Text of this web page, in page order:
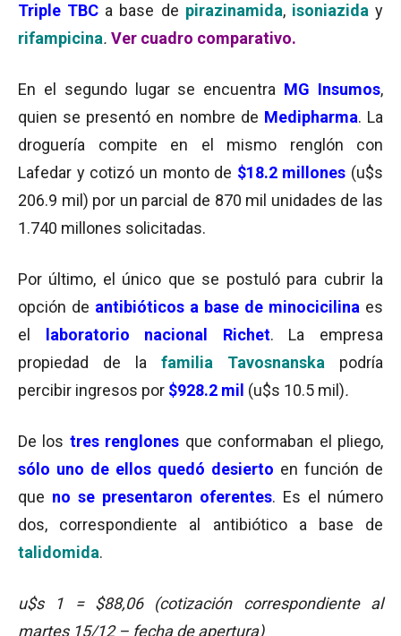
Triple TBC a base de pirazinamida,isoniaziday
rifampicina. Ver cuadro comparativo.
En el segundo lugar se encuentra MG Insumos,
quien se presentó en nombre de Medipharma. La
droguería compite en el mismo renglón con
Lafedar y cotizó un monto de $18.2 millones (u$s
206.9 mil) por un parcial de 870 mil unidades de las
1.740 millones solicitadas.
Por último, el único que se postuló para cubrir la
opción de antibióticos a base de minocicilina es
el
laboratorio nacional Richet. La empresa
propiedad de la familia Tavosnanska podría
percibir ingresos por $928.2 mil (u$s 10.5 mil).
De los tres renglones que conformaban el pliego,
sólo uno de ellos quedó desierto en función de
que no se presentaron oferentes. Es el número
dos, correspondiente al antibiótico a base de
talidomida.
u$s 1 = $88,06 (cotización correspondiente al
martes 15/12 – fecha de apertura)